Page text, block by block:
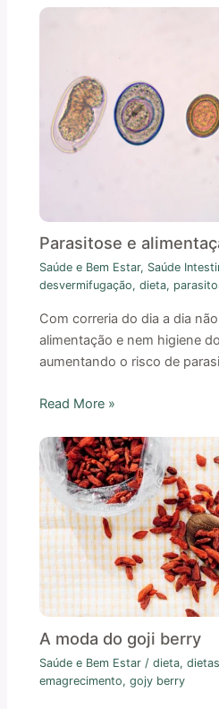
Parasitose e
Saúde e Bem Estar, Saúde
desvermifugação,dieta,
Com correria do dia a dia
alimentação e nem higiene
aumentando o risco de
Read More »
A moda do goji berry
Saúde e Bem Estar /dieta,
emagrecimento,gojy berry